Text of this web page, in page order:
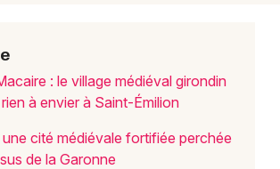
Aquitaine
: le village médiéval girondin
à envier à Saint-Émilion
une cité médiévale fortifiée perchée
de la Garonne